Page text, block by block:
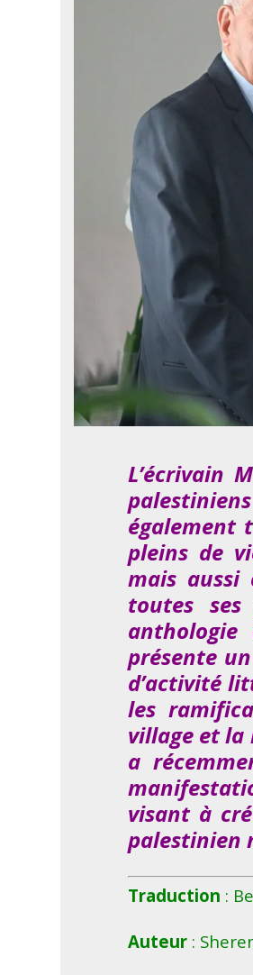
L’écrivain
également
pleins de
mais aussi
toutes
présente
d’activité
les
village et la
a
visant à
palestinien
Traduction :
Auteur :